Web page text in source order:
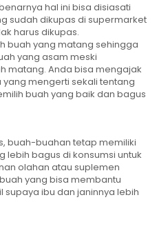
hal ini bisa disiasati
sudah dikupas di supermarket
harus dikupas.
buah yang matang sehingga
yang asam meski
matang. Anda bisa mengajak
mengerti sekali tentang
buah yang baik dan bagus
buah-buahan tetap memiliki
lebih bagus di konsumsi untuk
olahan atau suplemen
yang bisa membantu
supaya ibu dan janinnya lebih